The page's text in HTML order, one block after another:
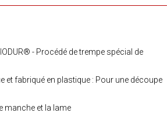
- Procédé de trempe spécial de
et fabriqué en plastique : Pour une découpe
manche et la lame